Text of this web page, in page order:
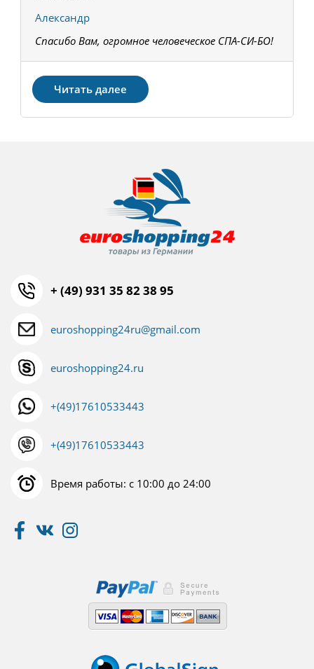
Александр
Спасибо Вам, огромное человеческое СПА-СИ-БО!
Читать далее
+ (49) 931 35 82 38 95
euroshopping24ru@gmail.com
euroshopping24.ru
+(49)17610533443
+(49)17610533443
Время работы: с 10:00 до 24:00